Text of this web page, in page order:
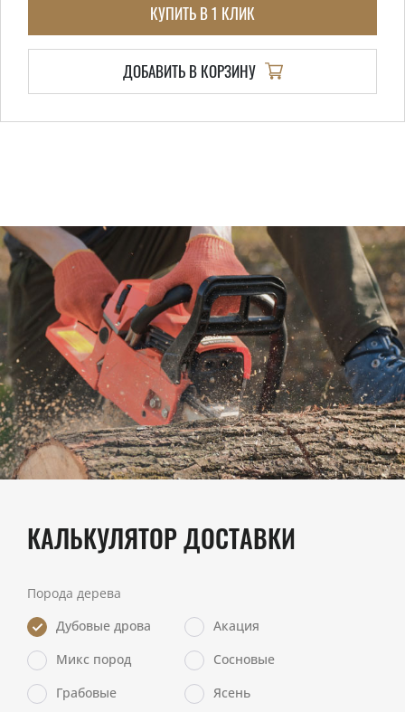
КУПИТЬ В 1 КЛИК
ДОБАВИТЬ В КОРЗИНУ
КАЛЬКУЛЯТОР ДОСТАВКИ
Порода дерева
Дубовые дрова
Акация
Микс пород
Сосновые
Грабовые
Ясень